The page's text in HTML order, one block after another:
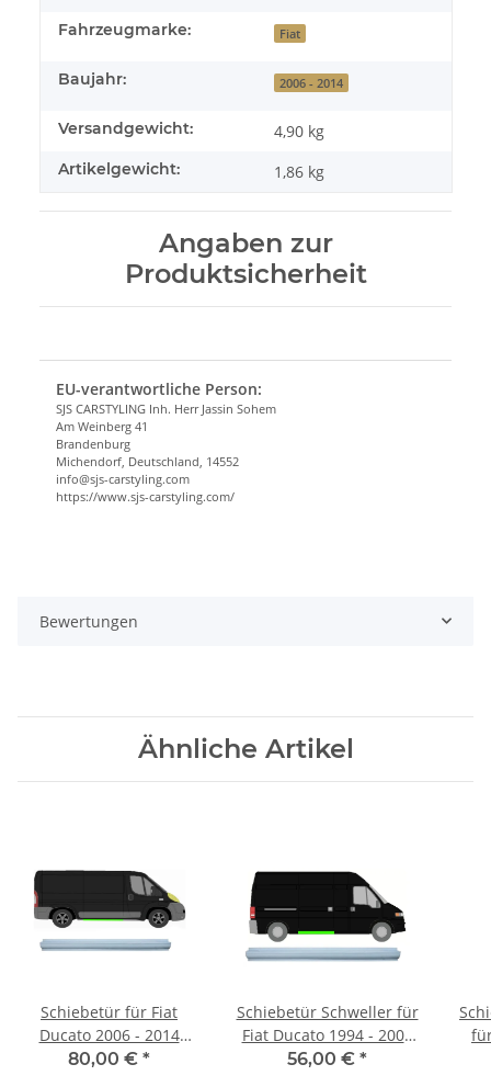
Fahrzeugmarke: Fiat
Baujahr: 2006 - 2014
Versandgewicht: 4,90 kg
Artikelgewicht: 1,86 kg
Angaben zur
Produktsicherheit
EU-verantwortliche Person:
SJS CARSTYLING Inh. Herr Jassin Sohem
Am Weinberg 41
Brandenburg
Michendorf, Deutschland, 14552
info@sjs-carstyling.com
https://www.sjs-carstyling.com/
Bewertungen
Ähnliche Artikel
Schiebetür für Fiat
Ducato 2006 - 2014
rechts
80,00 € *
Schiebetür Schweller für
Fiat Ducato 1994 - 2006
rechts
56,00 € *